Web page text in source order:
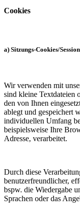
Cookies
a) Sitzungs-Cookies/
Wir verwenden mit
sind kleine Textdateien
den von Ihnen
ablegt und gespeichert
individuellen Umfang
beispielsweise Ihre
Adresse, verarbeitet.
Durch diese
benutzerfreundlicher,
bspw. die Wiedergabe
Sprachen oder das